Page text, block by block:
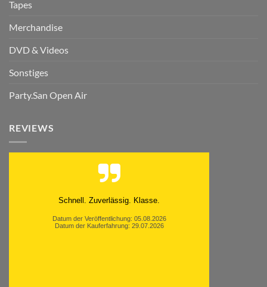
Tapes
Merchandise
DVD & Videos
Sonstiges
Party.San Open Air
REVIEWS
Schnell. Zuverlässig. Klasse.
Datum der Veröffentlichung: 05.08.2026
Datum der Kauferfahrung: 29.07.2026